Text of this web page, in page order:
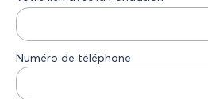
Numéro de téléphone